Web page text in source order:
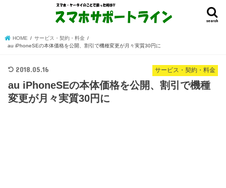
search
HOME
サービス・契約・料金
au iPhoneSEの本体価格を公開、割引で機種変更が月々実質30円に
サービス・契約・料金
2018.05.16
au iPhoneSEの本体価格を公開、割引で機種
変更が月々実質30円に